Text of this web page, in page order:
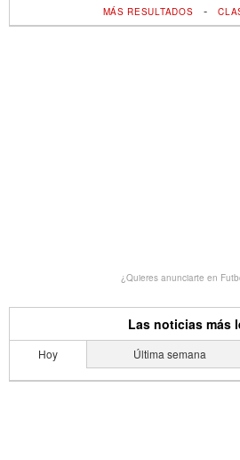
MÁS RESULTADOS -
¿Quieres anunciarte en
Las noticias más
Hoy Última semana